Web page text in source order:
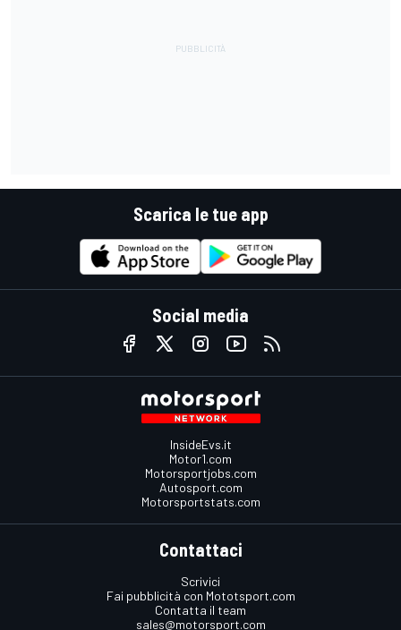
Scarica le tue app
Social media
InsideEvs.it
Motor1.com
Motorsportjobs.com
Autosport.com
Motorsportstats.com
Contattaci
Scrivici
Fai pubblicità con Mototsport.com
Contatta il team
sales@motorsport.com